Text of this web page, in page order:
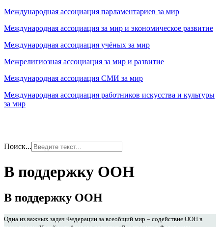
Международная ассоциация парламентариев за мир
Международная ассоциация за мир и экономическое развитие
Международная ассоциация учёных за мир
Межрелигиозная ассоциация за мир и развитие
Международная ассоциация СМИ за мир
Международная ассоциация работников искусства и культуры
за мир
Поиск...
В поддержку ООН
В поддержку ООН
Одна из важных задач Федерации за всеобщий мир – содействие ООН в